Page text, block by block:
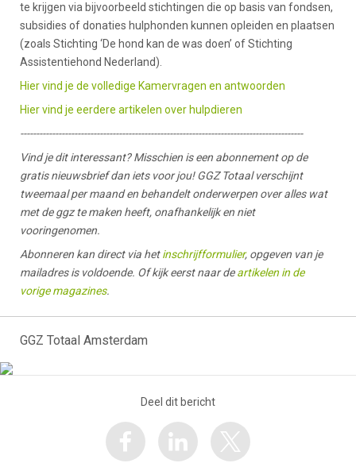
te krijgen via bijvoorbeeld stichtingen die op basis van fondsen,
subsidies of donaties hulphonden kunnen opleiden en plaatsen
(zoals Stichting ‘De hond kan de was doen’ of Stichting
Assistentiehond Nederland).
Hier vind je de volledige Kamervragen en antwoorden
Hier vind je eerdere artikelen over hulpdieren
-----------------------------------------------------------------------------------------
Vind je dit interessant? Misschien is een abonnement op de
gratis nieuwsbrief dan iets voor jou! GGZ Totaal verschijnt
tweemaal per maand en behandelt onderwerpen over alles wat
met de ggz te maken heeft, onafhankelijk en niet
vooringenomen.
Abonneren kan direct via hetinschrijfformulier, opgeven van je
mailadres is voldoende. Of kijk eerst naar deartikelen in de
vorige magazines.
GGZ Totaal Amsterdam
Deel dit bericht